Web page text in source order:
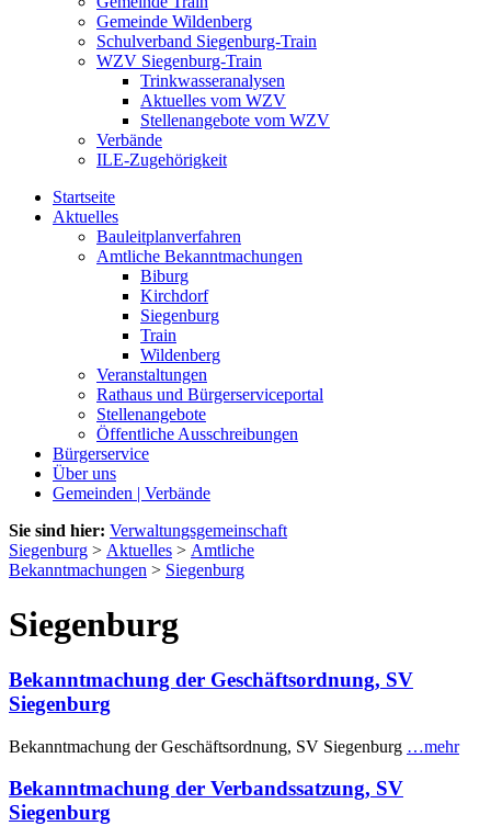
Gemeinde Wildenberg
Schulverband Siegenburg-Train
WZV Siegenburg-Train
Trinkwasseranalysen
Aktuelles vom WZV
Stellenangebote vom WZV
Verbände
ILE-Zugehörigkeit
Startseite
Aktuelles
Bauleitplanverfahren
Amtliche Bekanntmachungen
Biburg
Kirchdorf
Siegenburg
Train
Wildenberg
Veranstaltungen
Rathaus und Bürgerserviceportal
Stellenangebote
Öffentliche Ausschreibungen
Bürgerservice
Über uns
Gemeinden | Verbände
Sie sind hier: Verwaltungsgemeinschaft
Siegenburg > Aktuelles > Amtliche
Bekanntmachungen > Siegenburg
Siegenburg
Bekanntmachung der Geschäftsordnung, SV
Siegenburg
Bekanntmachung der Geschäftsordnung, SV Siegenburg …mehr
Bekanntmachung der Verbandssatzung, SV
Siegenburg